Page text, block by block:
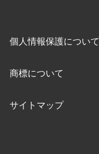
個人情報保護について
商標について
サイトマップ